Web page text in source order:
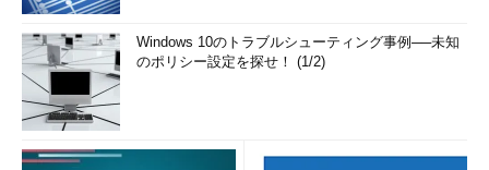
Windows 10のトラブルシューティング事例──未知
のポリシー設定を探せ！ (1/2)